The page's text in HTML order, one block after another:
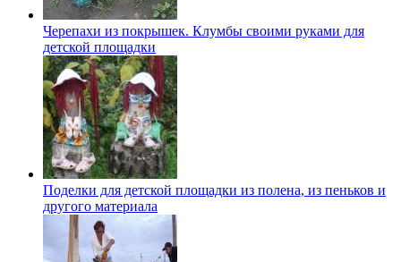
Черепахи из покрышек. Клумбы своими руками для
детской площадки
Поделки для детской площадки из полена, из пеньков и
другого материала